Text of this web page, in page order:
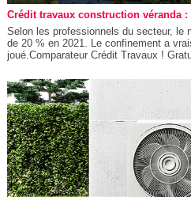
Crédit travaux construction véranda
Selon les professionnels du secteur, le
de 20 % en 2021. Le confinement a
joué.Comparateur Crédit Travaux !